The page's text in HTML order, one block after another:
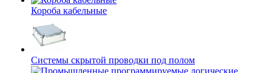
Короба кабельные
Системы скрытой проводки под полом